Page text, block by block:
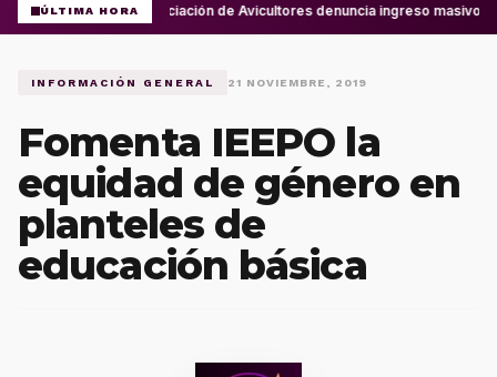
ÚLTIMA HORAAsociación de Avicultores denuncia ingreso masivo
INFORMACIÓN GENERAL 21 NOVIEMBRE, 2019
Fomenta IEEPO la
equidad de género en
planteles de
educación básica